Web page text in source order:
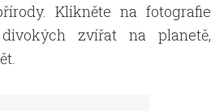
Klikněte na fotografie
zvířat na planetě,